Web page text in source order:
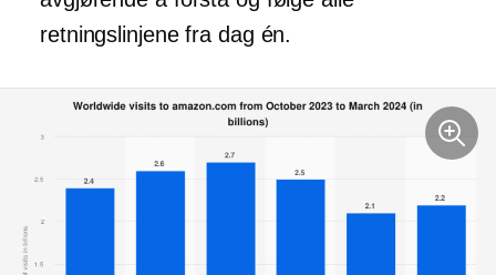
retningslinjene fra dag én.